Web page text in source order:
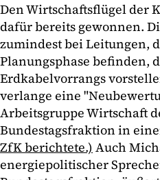
Den Wirtschaftsflügel der
dafür bereits gewonnen.
zumindest bei Leitungen,
Planungsphase befinden,
Erdkabelvorrangs
verlange eine
Arbeitsgruppe Wirtschaft
Bundestagsfraktion in
ZfK berichtete.) Auch
energiepolitischer